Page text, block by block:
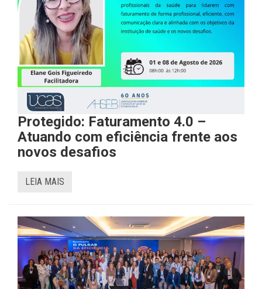
Protegido: Faturamento 4.0 –
Atuando com eficiência frente aos
novos desafios
LEIA MAIS